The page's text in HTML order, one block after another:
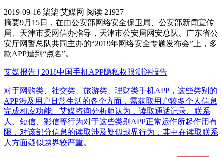
2019-09-16 柒柒 艾媒网 阅读 21927
摘要9月15日，在由公安部网络安全保卫局、公安部新闻宣传
局、天津市委网信办指导，天津市公安局网安总队、广东省公
安厅网警总队共同主办的“2019年网络安全专题发布会”上，多
款APP遭到“点名”。
艾媒报告 | 2018中国手机APP隐私权限测评报告
对于网购类、社交类、旅游类、理财类手机APP，这些类别的
APP涉及用户日常生活的各个方面，需获取用户较多个人信息
完成相应功能。艾媒咨询分析师认为，读取通话记录、联系
人、短信、彩信等行为对于这些类别APP正常运作所起作用有
限，对该部分信息的读取涉及疑似越界行为，其中在读取联系
人方面疑似越界较严重。